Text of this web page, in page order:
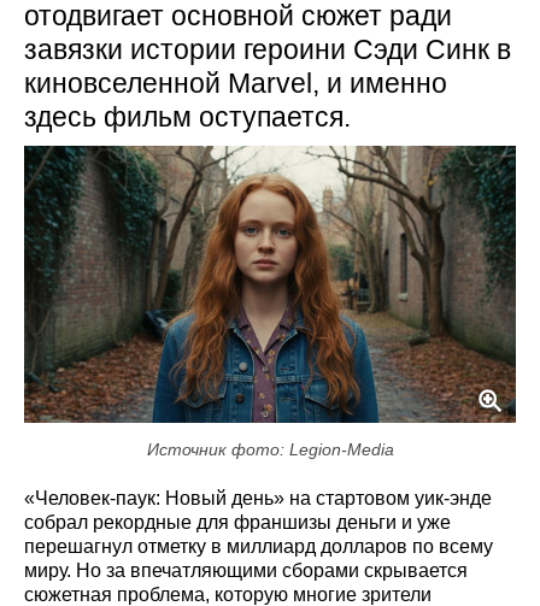
отодвигает основной сюжет ради
завязки истории героини Сэди Синк в
киновселенной Marvel, и именно
здесь фильм оступается.
Источник фото: Legion-Media
«Человек-паук: Новый день» на стартовом уик-энде
собрал рекордные для франшизы деньги и уже
перешагнул отметку в миллиард долларов по всему
миру. Но за впечатляющими сборами скрывается
сюжетная проблема, которую многие зрители